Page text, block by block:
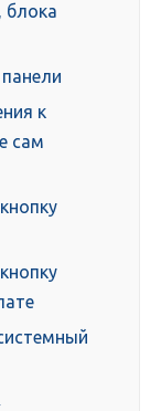
блока
к
сам